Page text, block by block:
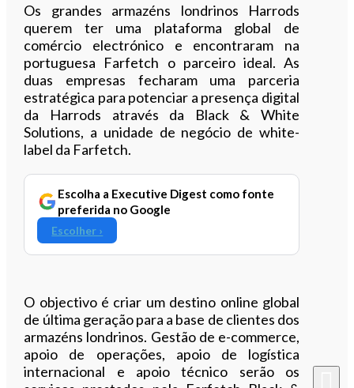
Os grandes armazéns londrinos Harrods
querem ter uma plataforma global de
comércio electrónico e encontraram na
portuguesa Farfetch o parceiro ideal. As
duas empresas fecharam uma parceria
estratégica para potenciar a presença digital
da Harrods através da Black & White
Solutions, a unidade de negócio de white-
label da Farfetch.
Escolha a Executive Digest como fonte
preferida no Google
Escolher ›
O objectivo é criar um destino online global
de última geração para a base de clientes dos
armazéns londrinos. Gestão de e-commerce,
apoio de operações, apoio de logística
internacional e apoio técnico serão os